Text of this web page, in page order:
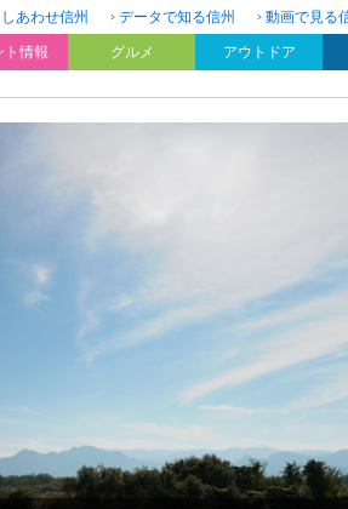
しあわせ信州 データで知る信州 動画で見る
ト情報 グルメ アウトドア